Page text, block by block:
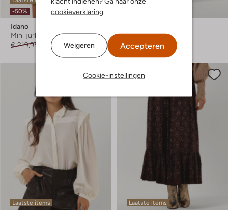
cookieverklaring
Weigeren Accepteren
Cookie-instellingen
-50%
Idano
Mini jurk
€ 219,95
€ 109,95
Minirok
€ 219,95 € 109,99
Laatste items
Laatste items